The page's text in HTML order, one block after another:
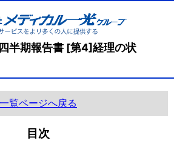
半期報告書 [第4]経理の状
一覧ページへ戻る
目次